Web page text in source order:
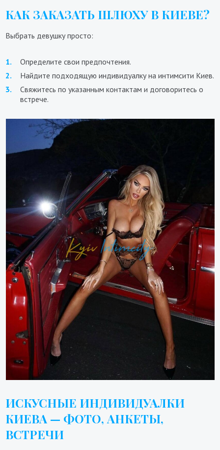
КАК ЗАКАЗАТЬ ШЛЮХУ В КИЕВЕ?
Выбрать девушку просто:
Определите свои предпочтения.
Найдите подходящую индивидуалку на интимсити Киев.
Свяжитесь по указанным контактам и договоритесь о
встрече.
ИСКУСНЫЕ ИНДИВИДУАЛКИ
КИЕВА — ФОТО, АНКЕТЫ,
ВСТРЕЧИ